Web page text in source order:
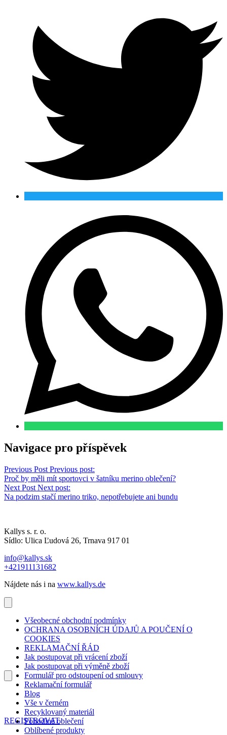
Navigace pro příspěvek
Previous Post Previous post:
Proč by měli mít sportovci v šatníku merino oblečení?
Next Post Next post:
Na podzim stačí merino triko, nepotřebujete ani bundu
Kallys s. r. o.
Sídlo: Ulica Ľudová 26, Trnava 917 01
info@kallys.sk
+421911131682
Nájdete nás i na www.kallys.de
Všeobecné obchodní podmínky
OCHRANA OSOBNÍCH ÚDAJŮ A POUČENÍ O
COOKIES
REKLAMAČNÍ ŘÁD
Jak postupovat při vrácení zboží
Jak postupovat při výměně zboží
Formulář pro odstoupení od smlouvy
Reklamační formulář
Blog
Vše v černém
Recyklovaný materiál
Pohodlné oblečení
Oblíbené produkty
REGISTROVAT